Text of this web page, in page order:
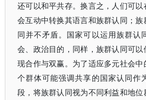
还可以和平共存。换言之，人们可以
会互动中转换其语言和族群认同；族
同并不矛盾。国家可以运用族群认
会、政治目的，同样，族群认同可
现合作与双赢。为了适应多元社会中
个群体可能强调共享的国家认同作
段，将族群认同视为不同利益和地位